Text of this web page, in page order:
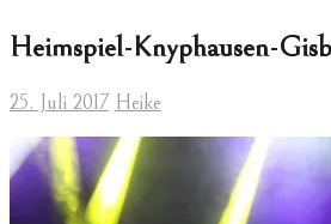
Heimspiel-Knyphausen-
25. Juli 2017 Heike